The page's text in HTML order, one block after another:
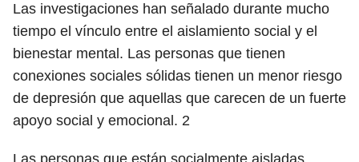
Las investigaciones han señalado durante mucho
tiempo el vínculo entre el aislamiento social y el
bienestar mental. Las personas que tienen
conexiones sociales sólidas tienen un menor riesgo
de depresión que aquellas que carecen de un fuerte
apoyo social y emocional. 2
Las personas que están socialmente aisladas